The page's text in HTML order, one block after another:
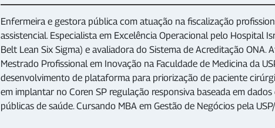
Enfermeira e gestora pública com atuação na fiscalização
assistencial. Especialista em Excelência Operacional pelo Hospital
Belt Lean Six Sigma) e avaliadora do Sistema de Acreditação ONA.
Mestrado Profissional em Inovação na Faculdade de Medicina da
desenvolvimento de plataforma para priorização de paciente
em implantar no Coren SP regulação responsiva baseada em
públicas de saúde. Cursando MBA em Gestão de Negócios pela